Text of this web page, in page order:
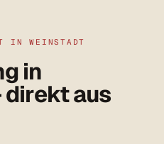
IN WEINSTADT
in
aus